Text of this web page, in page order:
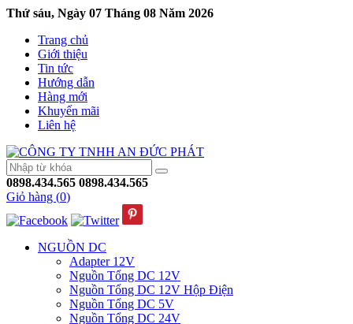
Thứ sáu, Ngày 07 Tháng 08 Năm 2026
Trang chủ
Giới thiệu
Tin tức
Hướng dẫn
Hàng mới
Khuyến mãi
Liên hệ
0898.434.565 0898.434.565
Giỏ hàng (0)
NGUỒN DC
Adapter 12V
Nguồn Tổng DC 12V
Nguồn Tổng DC 12V Hộp Điện
Nguồn Tổng DC 5V
Nguồn Tổng DC 24V